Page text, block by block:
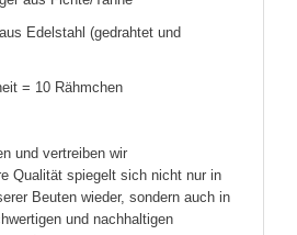
Edelstahl (gedrahtet und
= 10 Rähmchen
und vertreiben wir
Qualität spiegelt sich nicht nur in
Beuten wieder, sondern auch in
und nachhaltigen